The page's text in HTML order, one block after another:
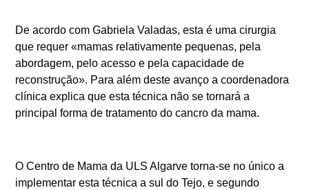
De acordo com Gabriela Valadas, esta é uma cirurgia
que requer «mamas relativamente pequenas, pela
abordagem, pelo acesso e pela capacidade de
reconstrução». Para além deste avanço a coordenadora
clínica explica que esta técnica não se tornará a
principal forma de tratamento do cancro da mama.
O Centro de Mama da ULS Algarve torna-se no único a
implementar esta técnica a sul do Tejo, e segundo